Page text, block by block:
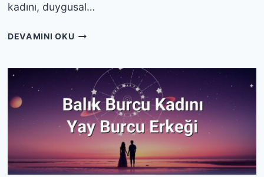
kadını, duygusal…
DEVAMINI OKUBALIK
OĞLAK
BURCU
ERKEĞI
UYUMU